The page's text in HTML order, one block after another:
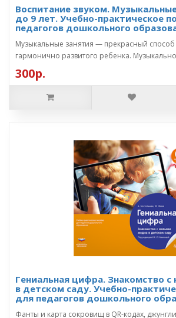
Воспитание звуком.
до 9 лет. Учебно-практическое
педагогов дошкольного
Музыкальные занятия — прекрасный способ
гармонично развитого ребенка.
300р.
Гениальная цифра. Знакомство
в детском саду. Учебно-
для педагогов дошкольного
Фанты и карта сокровищ в QR-кодах,